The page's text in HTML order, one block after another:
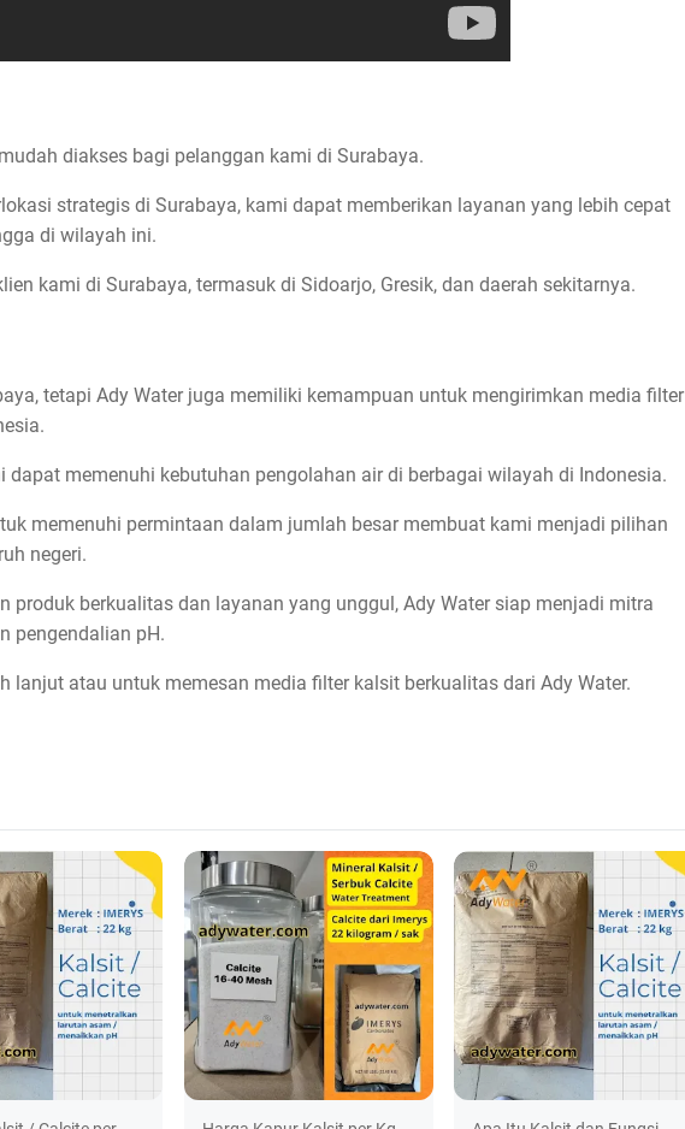
diakses bagi pelanggan kami di Surabaya.
strategis di Surabaya, kami dapat memberikan layanan yang lebih cepat
di wilayah ini.
kami di Surabaya, termasuk di Sidoarjo, Gresik, dan daerah sekitarnya.
tetapi Ady Water juga memiliki kemampuan untuk mengirimkan media filter
memenuhi kebutuhan pengolahan air di berbagai wilayah di Indonesia.
memenuhi permintaan dalam jumlah besar membuat kami menjadi pilihan
negeri.
produk berkualitas dan layanan yang unggul, Ady Water siap menjadi mitra
pengendalian pH.
atau untuk memesan media filter kalsit berkualitas dari Ady Water.